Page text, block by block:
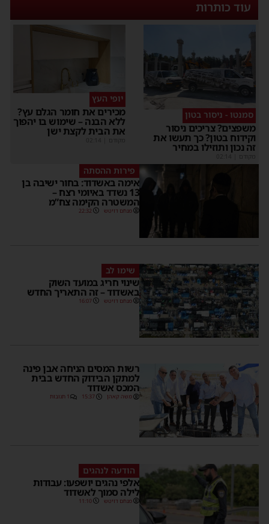
עוד כותרות
סמנטו - ניסור בטון
משפצים? צריכים ניסור
וקידוח בטון? כך תעשו את
זה נכון ותוזילו במחיר
מקודם
יופי העץ
מכירים את חומר הגלם עץ?
ללא הבנה – שימוש בו יהפוך
את הבית לקצת ישן
מקודם
פירות ההסתה
אימה באשדוד: בחור ישיבה בן
13 נשדד באיומי רצח –
המשטרה הקימה צח”מ
מנחם דויטש 22:32
שימו לב
שינוי חריג במועד השוק
באשדוד – זה התאריך החדש
מנחם דויטש 16:07
רשות המסים הניחה אבן פינה
למתקן הבידוק החדש בבית
המכס אשדוד
משה קאהן 15:37 1 תגובות
הודעה לנהגים
אלפי נהגים יושפעו: עבודות
לילה סמוך לאשדוד
מנחם דויטש 11:10